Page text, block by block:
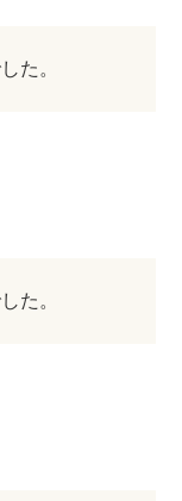
た。
た。